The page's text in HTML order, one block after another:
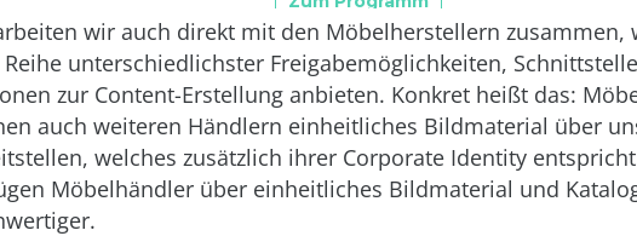
wir auch direkt mit den Möbelherstellern zusammen,
Reihe unterschiedlichster Freigabemöglichkeiten,
zur Content-Erstellung anbieten. Konkret heißt das:
auch weiteren Händlern einheitliches Bildmaterial über
welches zusätzlich ihrer Corporate Identity
Möbelhändler über einheitliches Bildmaterial und